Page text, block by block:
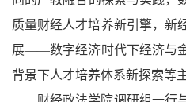
质量财经人才培养新引擎，新
展——数字经济时代下经济与
背景下人才培养体系新探索等